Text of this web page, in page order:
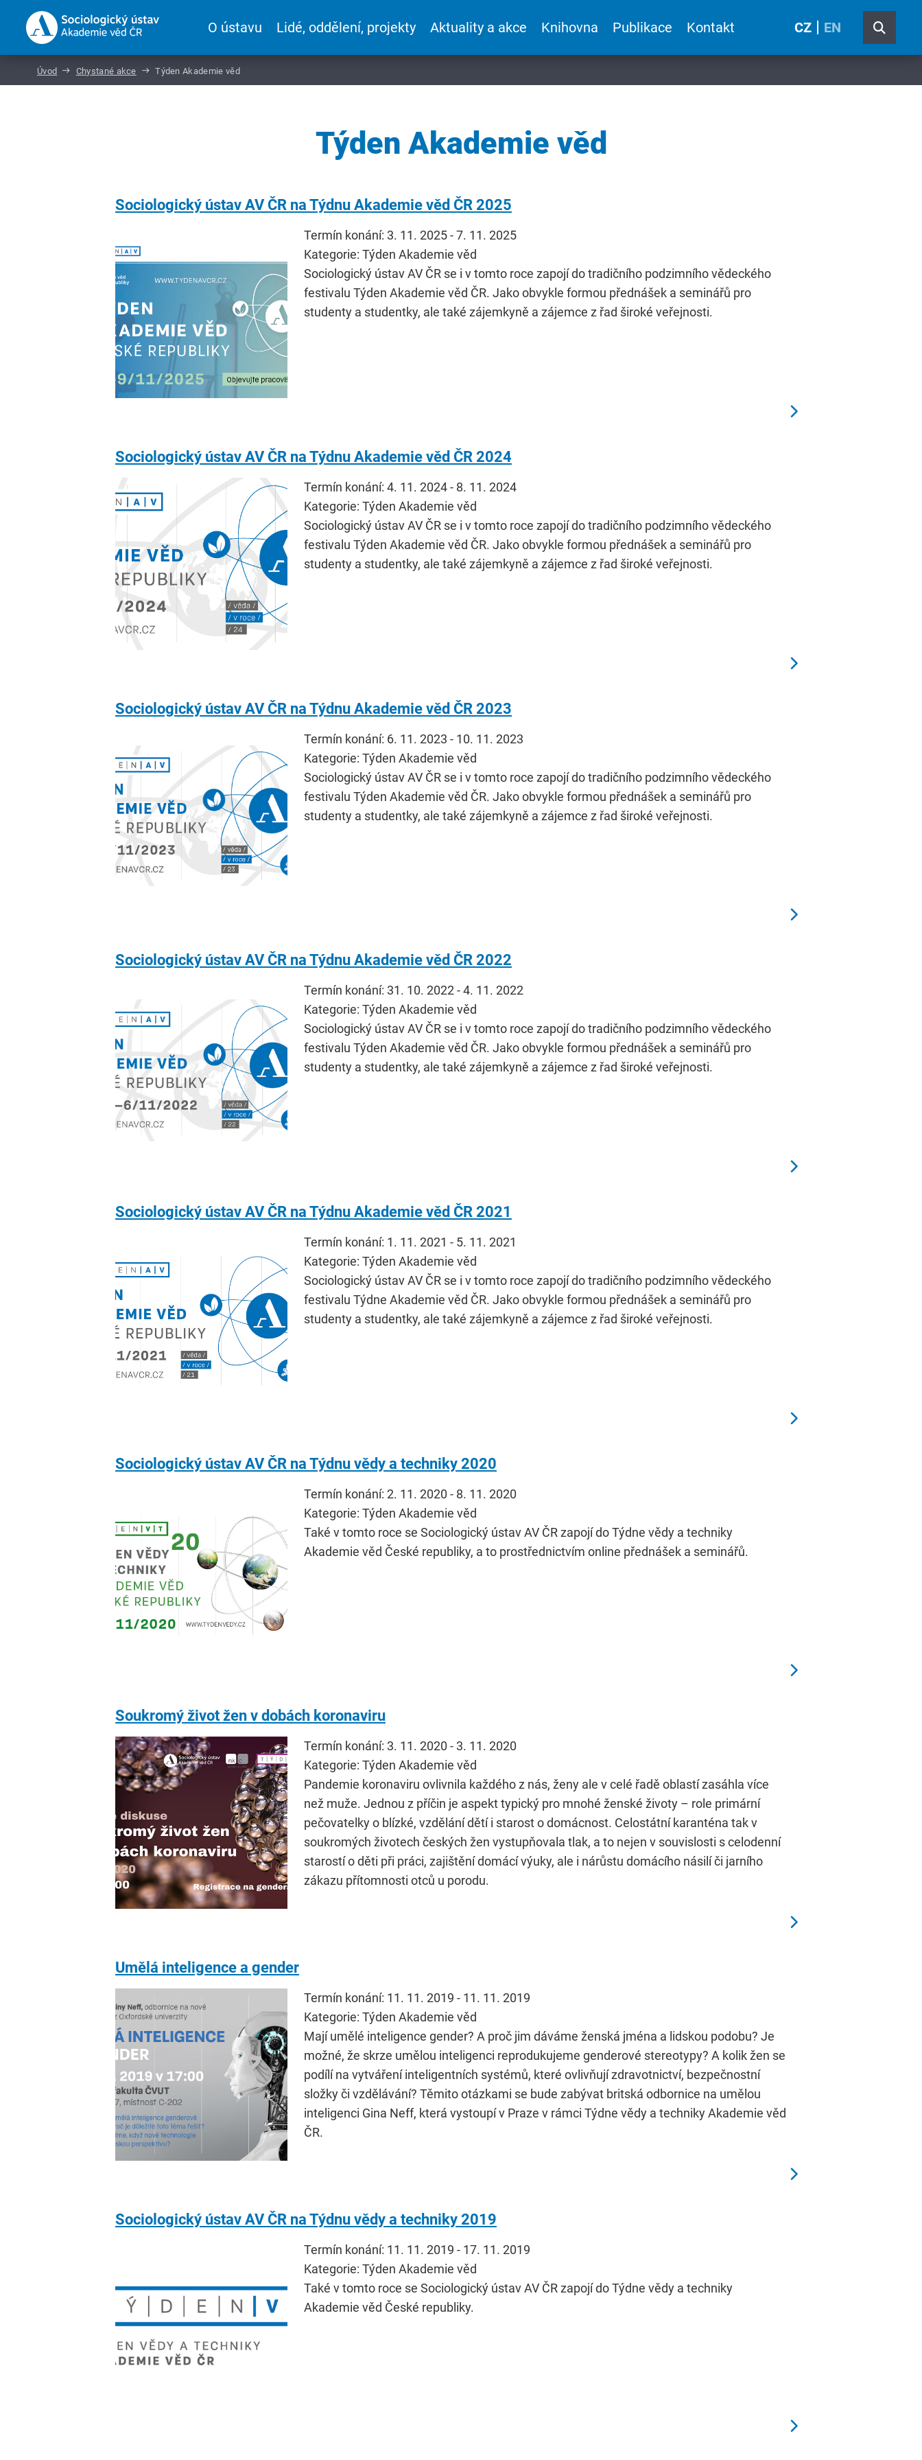
O ústavu Lidé, oddělení, projekty Aktuality a akce Knihovna Publikace Kontakt CZ EN
Úvod Chystané akce Týden Akademie věd
Týden Akademie věd
Sociologický ústav AV ČR na Týdnu Akademie věd ČR 2025
Termín konání: 3. 11. 2025 - 7. 11. 2025
Kategorie: Týden Akademie věd
Sociologický ústav AV ČR se i v tomto roce zapojí do tradičního podzimního vědeckého
festivalu Týden Akademie věd ČR. Jako obvykle formou přednášek a seminářů pro
studenty a studentky, ale také zájemkyně a zájemce z řad široké veřejnosti.
Sociologický ústav AV ČR na Týdnu Akademie věd ČR 2024
Termín konání: 4. 11. 2024 - 8. 11. 2024
Kategorie: Týden Akademie věd
Sociologický ústav AV ČR se i v tomto roce zapojí do tradičního podzimního vědeckého
festivalu Týden Akademie věd ČR. Jako obvykle formou přednášek a seminářů pro
studenty a studentky, ale také zájemkyně a zájemce z řad široké veřejnosti.
Sociologický ústav AV ČR na Týdnu Akademie věd ČR 2023
Termín konání: 6. 11. 2023 - 10. 11. 2023
Kategorie: Týden Akademie věd
Sociologický ústav AV ČR se i v tomto roce zapojí do tradičního podzimního vědeckého
festivalu Týden Akademie věd ČR. Jako obvykle formou přednášek a seminářů pro
studenty a studentky, ale také zájemkyně a zájemce z řad široké veřejnosti.
Sociologický ústav AV ČR na Týdnu Akademie věd ČR 2022
Termín konání: 31. 10. 2022 - 4. 11. 2022
Kategorie: Týden Akademie věd
Sociologický ústav AV ČR se i v tomto roce zapojí do tradičního podzimního vědeckého
festivalu Týden Akademie věd ČR. Jako obvykle formou přednášek a seminářů pro
studenty a studentky, ale také zájemkyně a zájemce z řad široké veřejnosti.
Sociologický ústav AV ČR na Týdnu Akademie věd ČR 2021
Termín konání: 1. 11. 2021 - 5. 11. 2021
Kategorie: Týden Akademie věd
Sociologický ústav AV ČR se i v tomto roce zapojí do tradičního podzimního vědeckého
festivalu Týdne Akademie věd ČR. Jako obvykle formou přednášek a seminářů pro
studenty a studentky, ale také zájemkyně a zájemce z řad široké veřejnosti.
Sociologický ústav AV ČR na Týdnu vědy a techniky 2020
Termín konání: 2. 11. 2020 - 8. 11. 2020
Kategorie: Týden Akademie věd
Také v tomto roce se Sociologický ústav AV ČR zapojí do Týdne vědy a techniky
Akademie věd České republiky, a to prostřednictvím online přednášek a seminářů.
Soukromý život žen v dobách koronaviru
Termín konání: 3. 11. 2020 - 3. 11. 2020
Kategorie: Týden Akademie věd
Pandemie koronaviru ovlivnila každého z nás, ženy ale v celé řadě oblastí zasáhla více
než muže. Jednou z příčin je aspekt typický pro mnohé ženské životy – role primární
pečovatelky o blízké, vzdělání dětí i starost o domácnost. Celostátní karanténa tak v
soukromých životech českých žen vystupňovala tlak, a to nejen v souvislosti s celodenní
starostí o děti při práci, zajištění domácí výuky, ale i nárůstu domácího násilí či jarního
zákazu přítomnosti otců u porodu.
Umělá inteligence a gender
Termín konání: 11. 11. 2019 - 11. 11. 2019
Kategorie: Týden Akademie věd
Mají umělé inteligence gender? A proč jim dáváme ženská jména a lidskou podobu? Je
možné, že skrze umělou inteligenci reprodukujeme genderové stereotypy? A kolik žen se
podílí na vytváření inteligentních systémů, které ovlivňují zdravotnictví, bezpečnostní
složky či vzdělávání? Těmito otázkami se bude zabývat britská odbornice na umělou
inteligenci Gina Neff, která vystoupí v Praze v rámci Týdne vědy a techniky Akademie věd
ČR.
Sociologický ústav AV ČR na Týdnu vědy a techniky 2019
Termín konání: 11. 11. 2019 - 17. 11. 2019
Kategorie: Týden Akademie věd
Také v tomto roce se Sociologický ústav AV ČR zapojí do Týdne vědy a techniky
Akademie věd České republiky.